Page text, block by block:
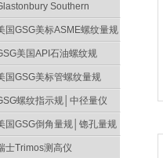
Southern
国GSG美标ASME螺纹量规
美国API石油螺纹规
国GSG美标管螺纹量规
螺纹指示规│中径量仪
国GSG倒角量规│锪孔量规
士Trimos测高仪